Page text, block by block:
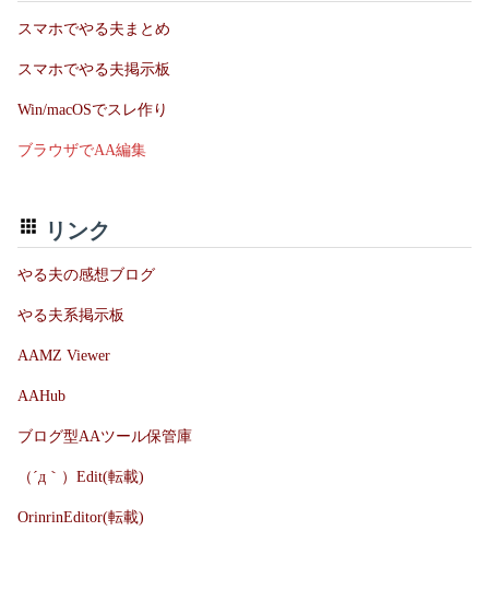
スマホでやる夫まとめ
スマホでやる夫掲示板
Win/macOSでスレ作り
ブラウザでAA編集
リンク
やる夫の感想ブログ
やる夫系掲示板
AAMZ Viewer
AAHub
ブログ型AAツール保管庫
（´д｀）Edit(転載)
OrinrinEditor(転載)